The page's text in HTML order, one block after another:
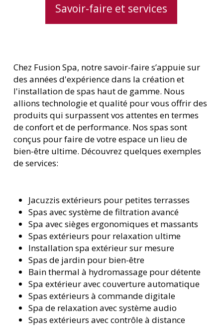
Savoir-faire et services
Chez Fusion Spa, notre savoir-faire s’appuie sur
des années d'expérience dans la création et
l'installation de spas haut de gamme. Nous
allions technologie et qualité pour vous offrir des
produits qui surpassent vos attentes en termes
de confort et de performance. Nos spas sont
conçus pour faire de votre espace un lieu de
bien-être ultime. Découvrez quelques exemples
de services:
Jacuzzis extérieurs pour petites terrasses
Spas avec système de filtration avancé
Spa avec sièges ergonomiques et massants
Spas extérieurs pour relaxation ultime
Installation spa extérieur sur mesure
Spas de jardin pour bien-être
Bain thermal à hydromassage pour détente
Spa extérieur avec couverture automatique
Spas extérieurs à commande digitale
Spa de relaxation avec système audio
Spas extérieurs avec contrôle à distance